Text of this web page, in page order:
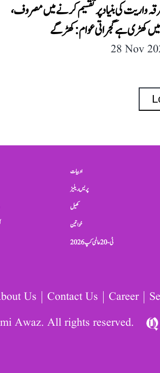
واریت کی بنیاد پر تقسیم کرنے میں مصروف،
کھڑی ہے گجراتی عوام: کھڑگے
28 Nov
ادبیات
پریس ریلیز
کھیل
خواتین
ٹی-20 عالمی کپ 2026
Us Contact Us Career
Awaz. All rights reserved.